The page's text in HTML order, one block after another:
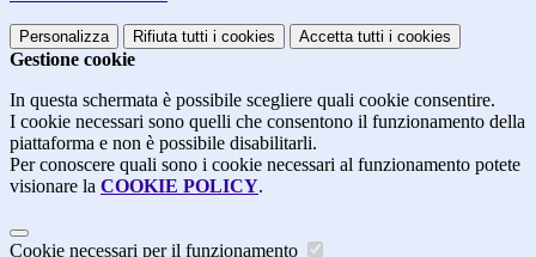
Personalizza Rifiuta tutti i cookies Accetta tutti i cookies
Gestione cookie
In questa schermata è possibile scegliere quali cookie consentire.
I cookie necessari sono quelli che consentono il funzionamento della
piattaforma e non è possibile disabilitarli.
Per conoscere quali sono i cookie necessari al funzionamento potete
visionare la COOKIE POLICY.
Cookie necessari per il funzionamento